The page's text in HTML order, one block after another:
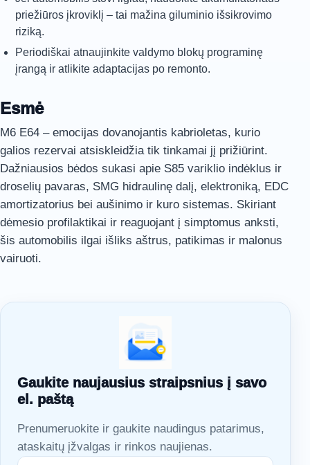
priežiūros įkroviklį – tai mažina giluminio išsikrovimo
riziką.
Periodiškai atnaujinkite valdymo blokų programinę
įrangą ir atlikite adaptacijas po remonto.
Esmė
M6 E64 – emocijas dovanojantis kabrioletas, kurio
galios rezervai atsiskleidžia tik tinkamai jį prižiūrint.
Dažniausios bėdos sukasi apie S85 variklio indėklus ir
droselių pavaras, SMG hidraulinę dalį, elektroniką, EDC
amortizatorius bei aušinimo ir kuro sistemas. Skiriant
dėmesio profilaktikai ir reaguojant į simptomus anksti,
šis automobilis ilgai išliks aštrus, patikimas ir malonus
vairuoti.
Gaukite naujausius straipsnius į savo
el. paštą
Prenumeruokite ir gaukite naudingus patarimus,
ataskaitų įžvalgas ir rinkos naujienas.